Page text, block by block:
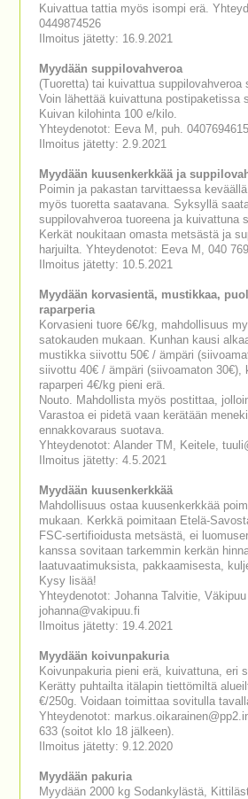
Kuivattua tattia myös isompi erä.
0449874526
Ilmoitus jätetty: 16.9.2021
Myydään suppilovahveroa
(Tuoretta) tai kuivattua suppilovahveroa
Voin lähettää kuivattuna postipaketissa
Kuivan kilohinta 100 e/kilo.
Yhteydenotot: Eeva M, puh.
Ilmoitus jätetty: 2.9.2021
Myydään kuusenkerkkää ja
Poimin ja pakastan tarvittaessa
myös tuoretta saatavana. Syksyllä
suppilovahveroa tuoreena ja kuivattuna
Kerkät noukitaan omasta metsästä ja
harjuilta. Yhteydenotot: Eeva M, 040
Ilmoitus jätetty: 10.5.2021
Myydään korvasientä, mustikkaa,
raparperia
Korvasieni tuore 6€/kg, mahdollisuus
satokauden mukaan. Kunhan kausi
mustikka siivottu 50€ / ämpäri
siivottu 40€ / ämpäri (siivoamaton 30€),
raparperi 4€/kg pieni erä.
Nouto. Mahdollista myös postittaa,
Varastoa ei pidetä vaan kerätään
ennakkovaraus suotava.
Yhteydenotot: Alander TM, Keitele,
Ilmoitus jätetty: 4.5.2021
Myydään kuusenkerkkää
Mahdollisuus ostaa kuusenkerkkää
mukaan. Kerkkä poimitaan Etelä-
FSC-sertifioidusta metsästä, ei
kanssa sovitaan tarkemmin kerkän
laatuvaatimuksista, pakkaamisesta,
Kysy lisää!
Yhteydenotot: Johanna Talvitie,
johanna@vakipuu.fi
Ilmoitus jätetty: 19.4.2021
Myydään koivunpakuria
Koivunpakuria pieni erä, kuivattuna, eri
Kerätty puhtailta itälapin tiettömiltä
€/250g. Voidaan toimittaa sovitulla
Yhteydenotot:
633 (soitot klo 18 jälkeen).
Ilmoitus jätetty: 9.12.2020
Myydään pakuria
Myydään 2000 kg Sodankylästä,